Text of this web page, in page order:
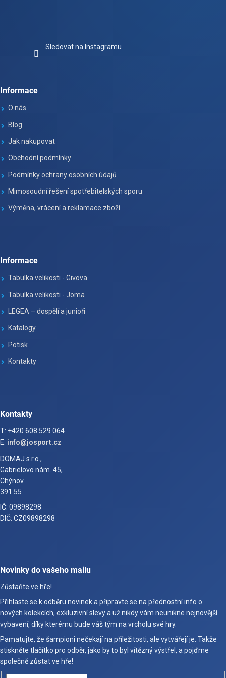
Sledovat na Instagramu
Informace
O nás
Blog
Jak nakupovat
Obchodní podmínky
Podmínky ochrany osobních údajů
Mimosoudní řešení spotřebitelských sporu
Výměna, vrácení a reklamace zboží
Informace
Tabulka velikosti - Givova
Tabulka velikosti - Joma
LEGEA – dospělí a junioři
Katalogy
Potisk
Kontakty
Kontakty
T: +420 608 529 064
E: info@josport.cz
DOMAJ s.r.o.,
Gabrielovo nám. 45,
Chýnov
391 55
IČ: 09898298
DIČ: CZ09898298
Novinky do vašeho mailu
Zůstaňte ve hře!
Přihlaste se k odběru novinek a připravte se na přednostní info o
nových kolekcích, exkluzivní slevy a už nikdy vám neunikne nejnovější
vybavení, díky kterému bude váš tým na vrcholu své hry.
Pamatujte, že šampioni nečekají na příležitosti, ale vytvářejí je. Takže
stiskněte tlačítko pro odběr, jako by to byl vítězný výstřel, a pojďme
společně zůstat ve hře!